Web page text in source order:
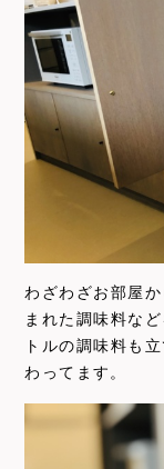
わざわざお部屋
まれた調味料な
トルの調味料も
わってます。